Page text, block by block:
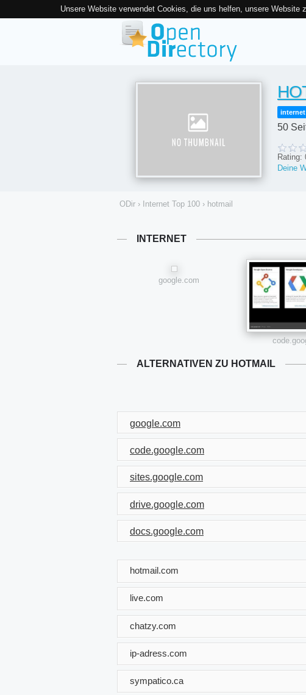
Unsere Website verwendet Cookies, die uns helfen, unsere
internet
50
Rating:
Deine
ODir › Internet Top 100 › hotmail
INTERNET
google.com
ALTERNATIVEN ZU HOTMAIL
google.com
code.google.com
sites.google.com
drive.google.com
docs.google.com
hotmail.com
live.com
chatzy.com
ip-adress.com
sympatico.ca